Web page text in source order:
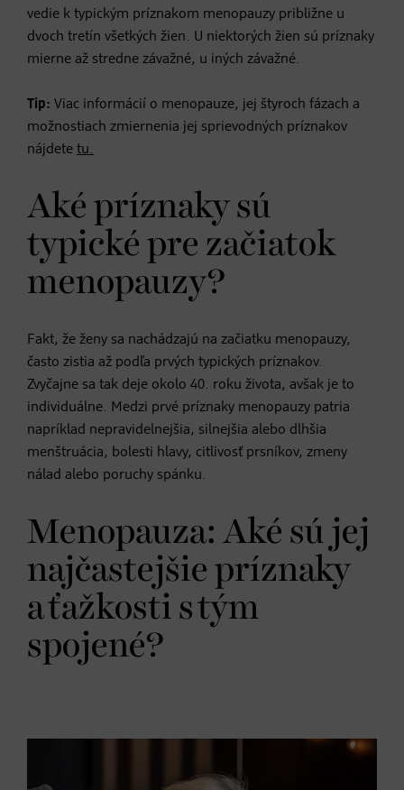
vedie k typickým príznakom menopauzy približne u
dvoch tretín všetkých žien. U niektorých žien sú príznaky
mierne až stredne závažné, u iných závažné.
Tip: Viac informácií o menopauze, jej štyroch fázach a
možnostiach zmiernenia jej sprievodných príznakov
nájdete tu.
Aké príznaky sú
typické pre začiatok
menopauzy?
Fakt, že ženy sa nachádzajú na začiatku menopauzy,
často zistia až podľa prvých typických príznakov.
Zvyčajne sa tak deje okolo 40. roku života, avšak je to
individuálne. Medzi prvé príznaky menopauzy patria
napríklad nepravidelnejšia, silnejšia alebo dlhšia
menštruácia, bolesti hlavy, citlivosť prsníkov, zmeny
nálad alebo poruchy spánku.
Menopauza: Aké sú jej
najčastejšie príznaky
a ťažkosti s tým
spojené?